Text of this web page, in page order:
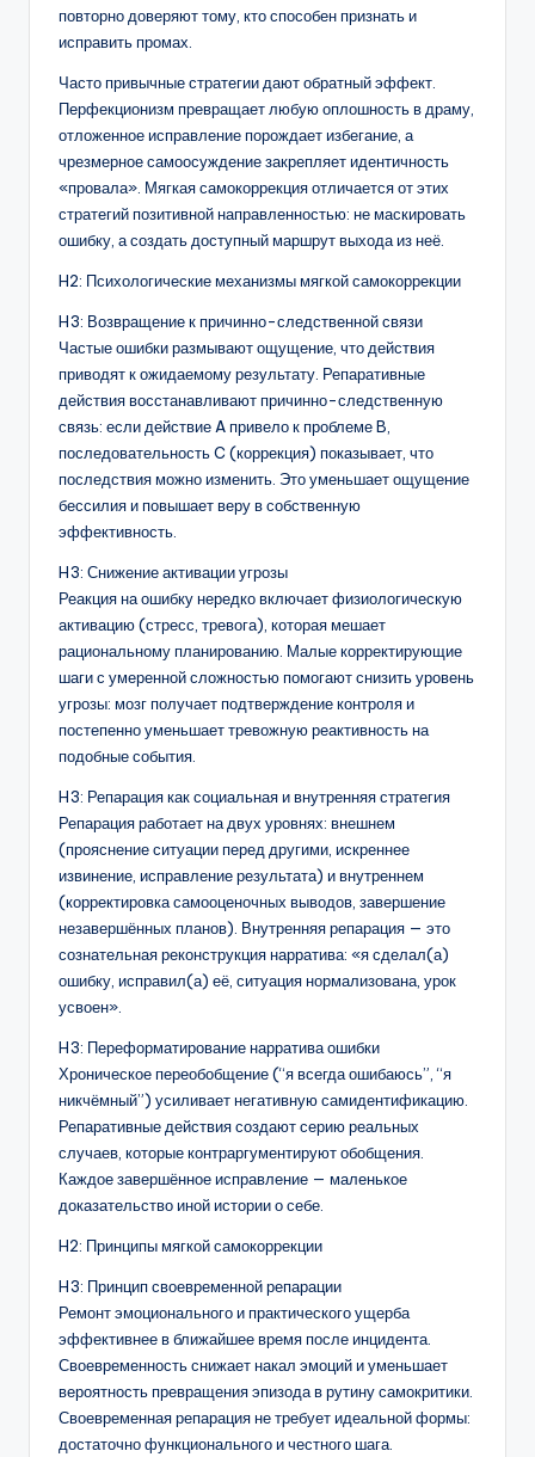
повторно доверяют тому, кто способен признать и
исправить промах.
Часто привычные стратегии дают обратный эффект.
Перфекционизм превращает любую оплошность в драму,
отложенное исправление порождает избегание, а
чрезмерное самоосуждение закрепляет идентичность
«провала». Мягкая самокоррекция отличается от этих
стратегий позитивной направленностью: не маскировать
ошибку, а создать доступный маршрут выхода из неё.
H2: Психологические механизмы мягкой самокоррекции
H3: Возвращение к причинно-следственной связи
Частые ошибки размывают ощущение, что действия
приводят к ожидаемому результату. Репаративные
действия восстанавливают причинно-следственную
связь: если действие A привело к проблеме B,
последовательность C (коррекция) показывает, что
последствия можно изменить. Это уменьшает ощущение
бессилия и повышает веру в собственную
эффективность.
H3: Снижение активации угрозы
Реакция на ошибку нередко включает физиологическую
активацию (стресс, тревога), которая мешает
рациональному планированию. Малые корректирующие
шаги с умеренной сложностью помогают снизить уровень
угрозы: мозг получает подтверждение контроля и
постепенно уменьшает тревожную реактивность на
подобные события.
H3: Репарация как социальная и внутренняя стратегия
Репарация работает на двух уровнях: внешнем
(прояснение ситуации перед другими, искреннее
извинение, исправление результата) и внутреннем
(корректировка самооценочных выводов, завершение
незавершённых планов). Внутренняя репарация — это
сознательная реконструкция нарратива: «я сделал(а)
ошибку, исправил(а) её, ситуация нормализована, урок
усвоен».
H3: Переформатирование нарратива ошибки
Хроническое переобобщение (“я всегда ошибаюсь”, “я
никчёмный”) усиливает негативную самидентификацию.
Репаративные действия создают серию реальных
случаев, которые контраргументируют обобщения.
Каждое завершённое исправление — маленькое
доказательство иной истории о себе.
H2: Принципы мягкой самокоррекции
H3: Принцип своевременной репарации
Ремонт эмоционального и практического ущерба
эффективнее в ближайшее время после инцидента.
Своевременность снижает накал эмоций и уменьшает
вероятность превращения эпизода в рутину самокритики.
Своевременная репарация не требует идеальной формы:
достаточно функционального и честного шага.